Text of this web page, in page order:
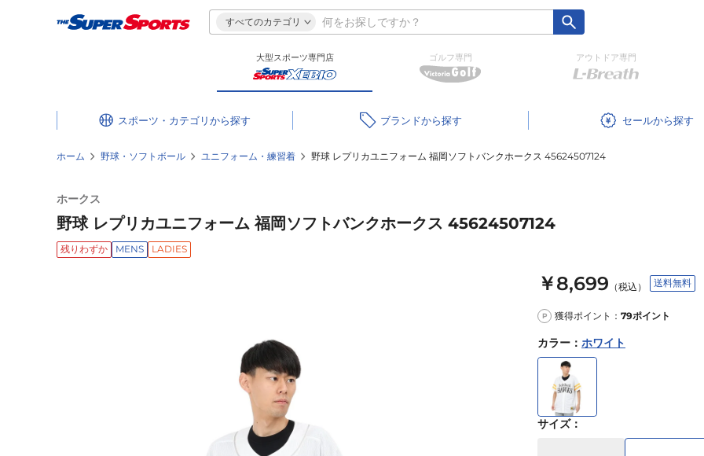
すべてのカテゴリ
大型スポーツ専門店 ゴルフ専門 アウトドア専門
スポーツ・カテゴリ ブランド セール
ホーム 野球・ソフトボール ユニフォーム・練習着 野球 レプリカユニフォーム 福岡ソフトバンクホークス 45624507124
ホークス
野球 レプリカユニフォーム 福岡ソフトバンクホークス 45624507124
残りわずか MENS LADIES
￥8,699 （税込） 送料無料
P 獲得ポイント： 79ポイント
カラー ： ホワイト
サイズ：